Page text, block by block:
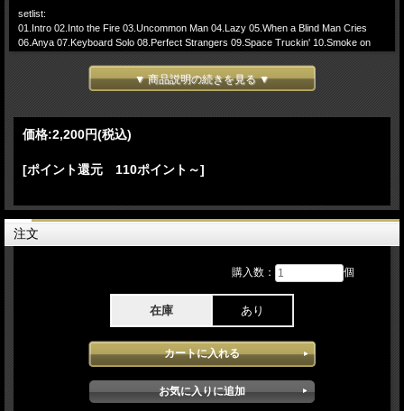
setlist:
01.Intro 02.Into the Fire 03.Uncommon Man 04.Lazy 05.When a Blind Man Cries
06.Anya 07.Keyboard Solo 08.Perfect Strangers 09.Space Truckin' 10.Smoke on
-(bonustracks:Argentina 2023)-
Lord) 20.Lazy
ロックフェス 「Jazzopen 2023」でのステージをProshot収録したDVDとなりま
最近はとても良く声が出ており往年のDeep Puepleファンにも楽しめるライブとな
っています。bonustrackで4月にアルゼンチンで行われた「Masters of Rock
されたソースが使用され安定した高画質で堪能できます。（NTSC Menu
▼ 商品説明の続きを見る ▼
価格:2,200円(税込)
[ポイント還元 110ポイント～]
注文
購入数： 個
在庫 あり